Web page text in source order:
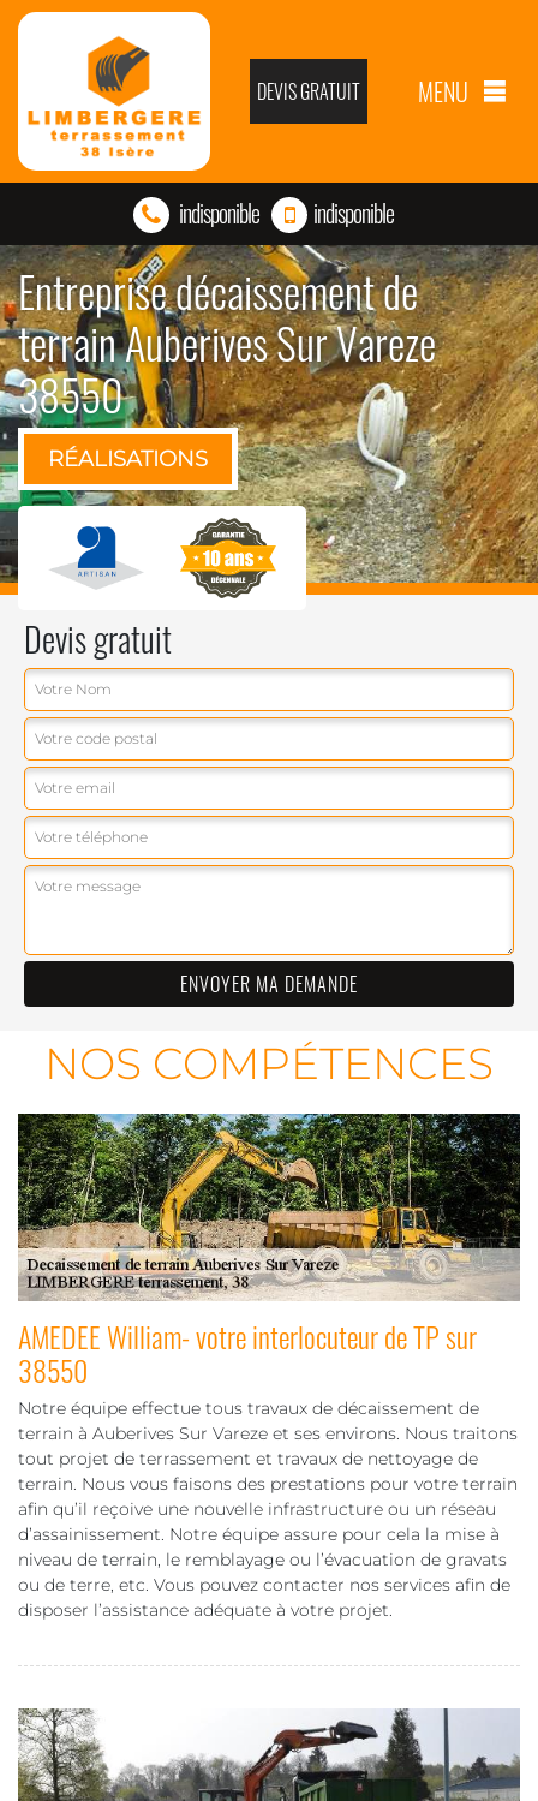
DEVIS GRATUIT MENU
indisponible indisponible
Entreprise décaissement de
terrain Auberives Sur Vareze
38550
RÉALISATIONS
Devis gratuit
NOS COMPÉTENCES
AMEDEE William- votre interlocuteur de TP sur
38550
Notre équipe effectue tous travaux de décaissement de
terrain à Auberives Sur Vareze et ses environs. Nous traitons
tout projet de terrassement et travaux de nettoyage de
terrain. Nous vous faisons des prestations pour votre terrain
afin qu’il reçoive une nouvelle infrastructure ou un réseau
d’assainissement. Notre équipe assure pour cela la mise à
niveau de terrain, le remblayage ou l’évacuation de gravats
ou de terre, etc. Vous pouvez contacter nos services afin de
disposer l’assistance adéquate à votre projet.